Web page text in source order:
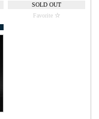
SOLD OUT
Favorite